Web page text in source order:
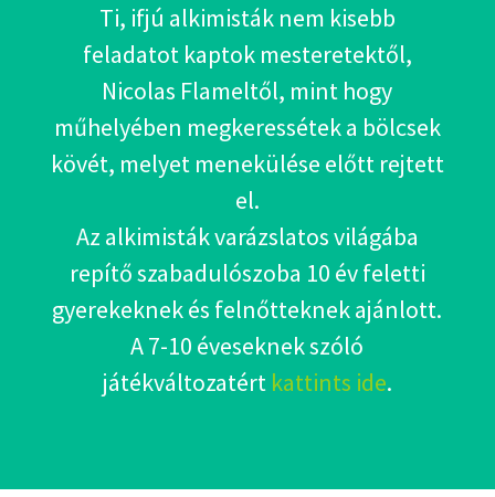
Ti, ifjú alkimisták nem kisebb
feladatot kaptok mesteretektől,
Nicolas Flameltől, mint hogy
műhelyében megkeressétek a bölcsek
kövét, melyet menekülése előtt rejtett
el.
Az alkimisták varázslatos világába
repítő szabadulószoba 10 év feletti
gyerekeknek és felnőtteknek ajánlott.
A 7-10 éveseknek szóló
játékváltozatért kattints ide.